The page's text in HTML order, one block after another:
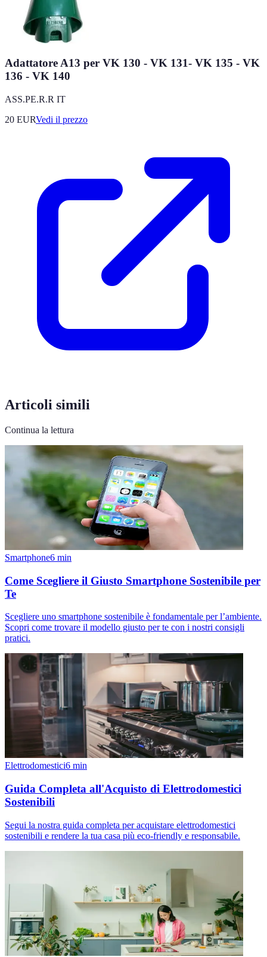
Adattatore A13 per VK 130 - VK 131- VK 135 - VK
136 - VK 140
ASS.PE.R.R IT
20 EURVedi il prezzo
Articoli simili
Continua la lettura
Smartphone6 min
Come Scegliere il Giusto Smartphone Sostenibile per
Te
Scegliere uno smartphone sostenibile è fondamentale per l’ambiente.
Scopri come trovare il modello giusto per te con i nostri consigli
pratici.
Elettrodomestici6 min
Guida Completa all'Acquisto di Elettrodomestici
Sostenibili
Segui la nostra guida completa per acquistare elettrodomestici
sostenibili e rendere la tua casa più eco-friendly e responsabile.